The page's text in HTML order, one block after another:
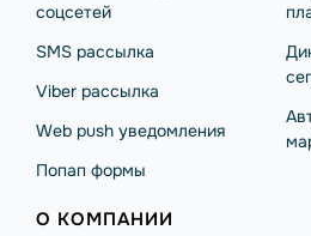
соцсетей
SMS рассылка
Viber рассылка
Web push уведомления
Попап формы
О КОМПАНИИ